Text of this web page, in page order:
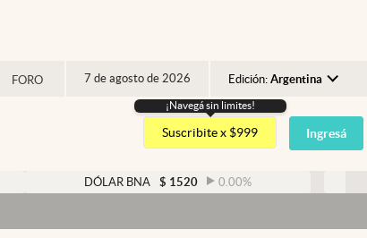
FORO 7 de agosto de 2026 Edición: Argentina
Argentina
España
USA
¡Navegá sin limites!
Suscribite x $999 Ingresá
$ 1520 0.00 %